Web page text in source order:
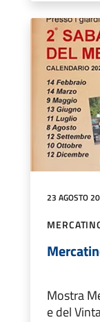
23 AGOSTO
Mostra
e del